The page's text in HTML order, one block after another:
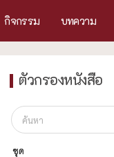
กิจกรรม บทความ
ตัวกรองหนังสือ
ชุด